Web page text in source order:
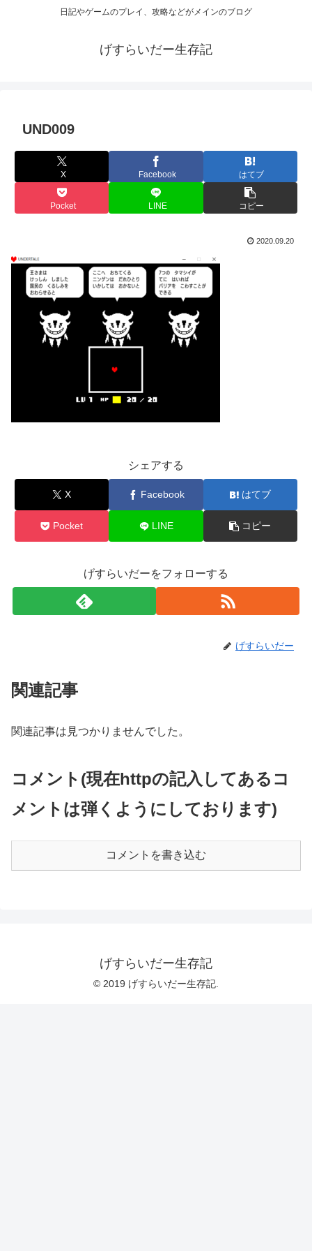
日記やゲームのプレイ、攻略などがメインのブログ
げすらいだー生存記
UND009
X Facebook はてブ
Pocket LINE コピー
2020.09.20
シェアする
X Facebook はてブ
Pocket LINE コピー
げすらいだーをフォローする
げすらいだー
関連記事
関連記事は見つかりませんでした。
コメント(現在httpの記入してあるコ
メントは弾くようにしております)
コメントを書き込む
げすらいだー生存記
© 2019 げすらいだー生存記.